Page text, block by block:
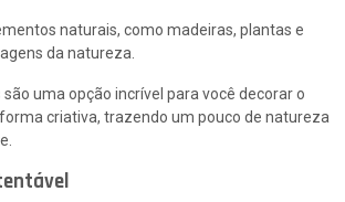
naturais, como madeiras, plantas e
da natureza.
uma opção incrível para você decorar o
criativa, trazendo um pouco de natureza